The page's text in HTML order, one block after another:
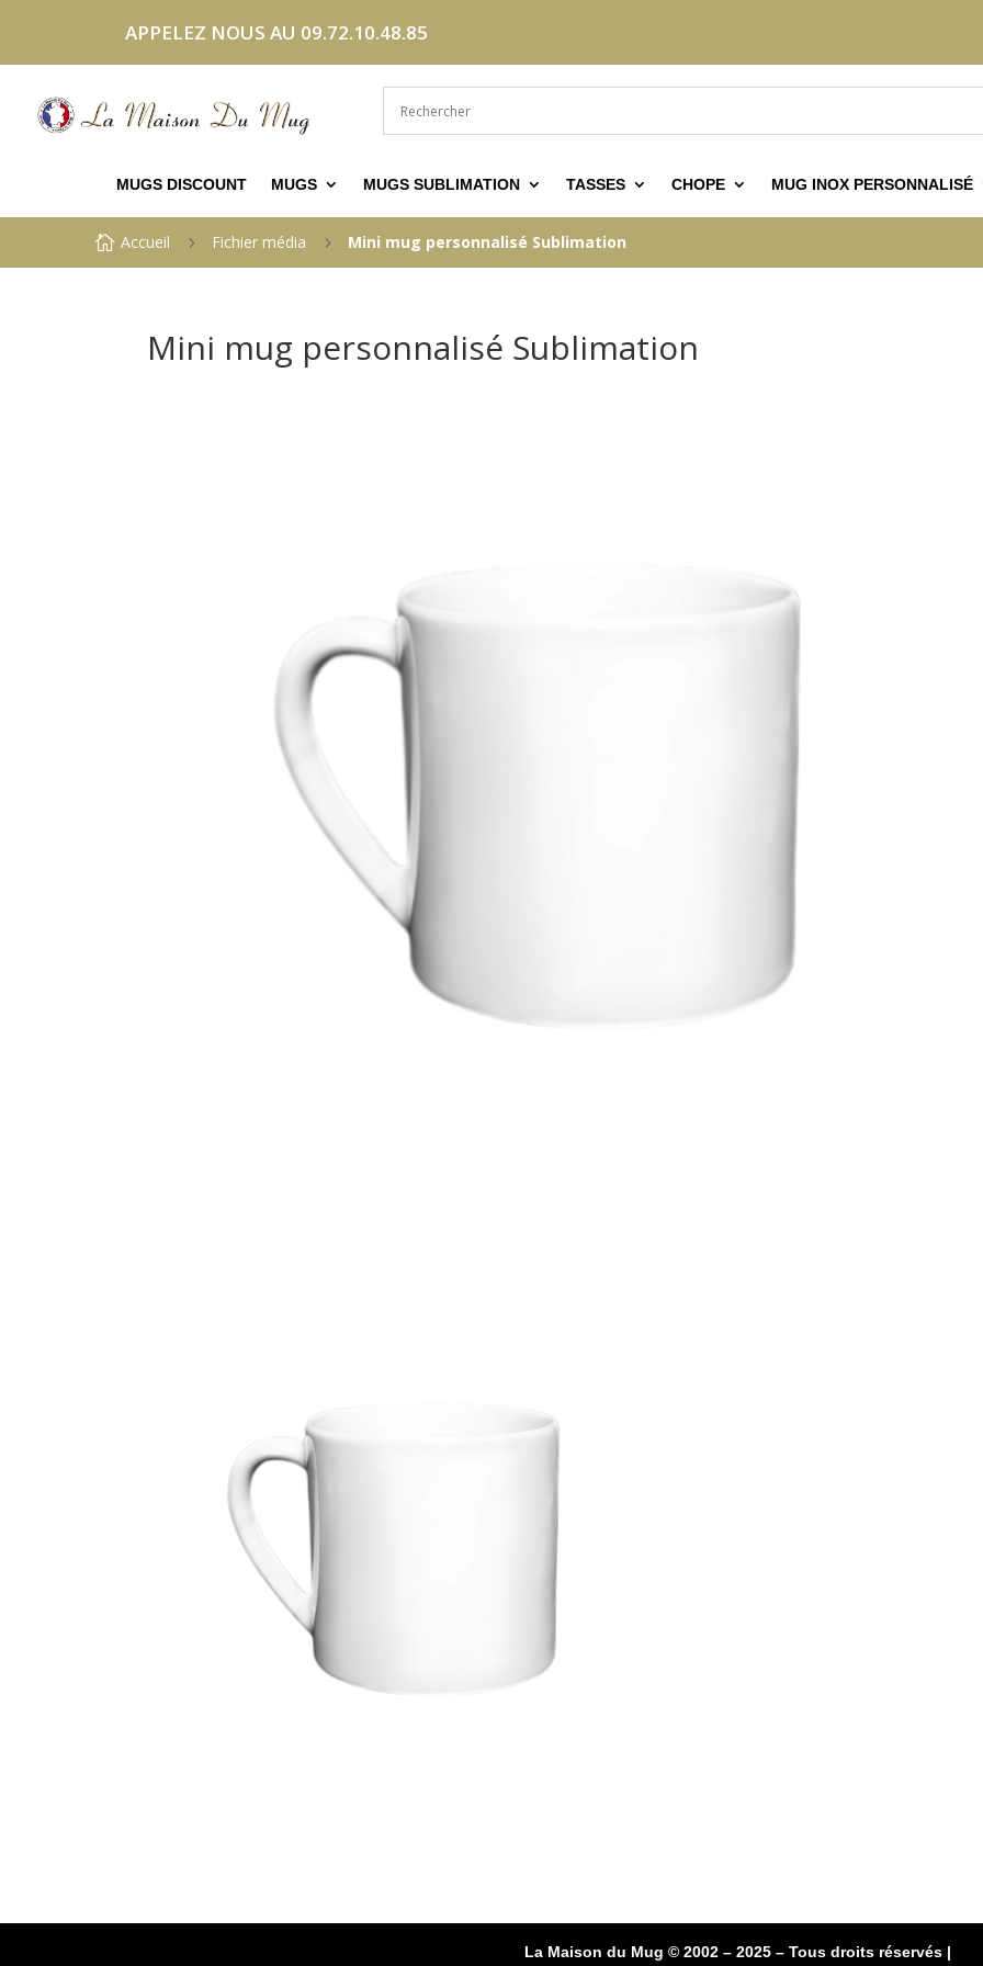
APPELEZ NOUS AU 09.72.10.48.85
MUGS DISCOUNT MUGS MUGS SUBLIMATION TASSES CHOPE MUG INOX PERSONNALISÉ
 Accueil 5 Fichier média 5 Mini mug personnalisé Sublimation
Mini mug personnalisé Sublimation
La Maison du Mug © 2002 – 2025 – Tous droits réservés |